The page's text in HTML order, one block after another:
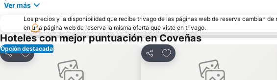
Ver más
Los precios y la disponibilidad que recibe trivago de las páginas web de reserva cambian
en una página web de reserva la misma oferta que viste en trivago.
Hoteles con mejor puntuación en Coveñas
Opción destacada
Compartir
Agregar a favoritos
Compartir
Agregar a favoritos